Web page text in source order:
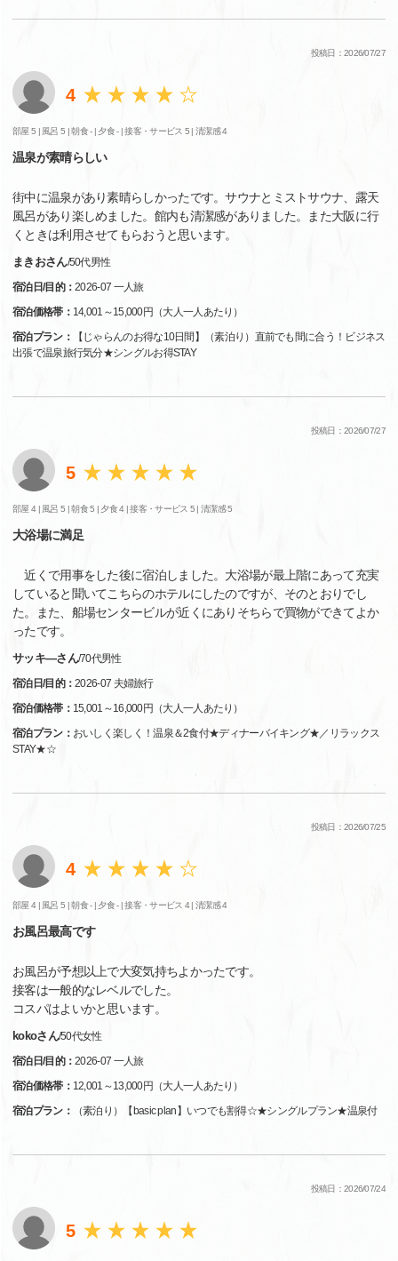
投稿日：2026/07/27
4
部屋 5 | 風呂 5 |朝食 - | 夕食 - |接客・サービス 5 |清潔感 4
温泉が素晴らしい
街中に温泉があり素晴らしかったです。サウナとミストサウナ、露天
風呂があり楽しめました。館内も清潔感がありました。また大阪に行
くときは利用させてもらおうと思います。
まきおさん/50代男性
宿泊日/目的：2026-07 一人旅
宿泊価格帯： 14,001～15,000円（大人一人あたり）
宿泊プラン：
【じゃらんのお得な10日間】（素泊り）直前でも間に合う！ビジネス
出張で温泉旅行気分★シングルお得STAY
投稿日：2026/07/27
5
部屋 4 | 風呂 5 |朝食 5 | 夕食 4 |接客・サービス 5 |清潔感 5
大浴場に満足
近くで用事をした後に宿泊しました。大浴場が最上階にあって充実
していると聞いてこちらのホテルにしたのですが、そのとおりでし
た。また、船場センタービルが近くにありそちらで買物ができてよか
ったです。
サッキ―さん/70代男性
宿泊日/目的：2026-07 夫婦旅行
宿泊価格帯： 15,001～16,000円（大人一人あたり）
宿泊プラン： おいしく楽しく！温泉＆2食付★ディナーバイキング★／リラックス
STAY★☆
投稿日：2026/07/25
4
部屋 4 | 風呂 5 |朝食 - | 夕食 - |接客・サービス 4 |清潔感 4
お風呂最高です
お風呂が予想以上で大変気持ちよかったです。
接客は一般的なレベルでした。
コスパはよいかと思います。
kokoさん/50代女性
宿泊日/目的：2026-07 一人旅
宿泊価格帯： 12,001～13,000円（大人一人あたり）
宿泊プラン：
（素泊り）【basic plan】いつでも割得☆★シングルプラン★温泉付
投稿日：2026/07/24
5